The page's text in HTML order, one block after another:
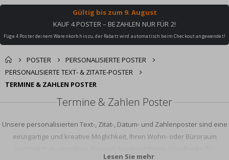
Gültig bis zum 9. August
KAUF 4 POSTER – BEZAHLEN NUR FÜR 2!
Füge 4 Poster deinem Warenkorb hinzu, der Rabatt wird automatisch beim Checkout angewendet!
POSTER
PERSONALISIERTE POSTER
PERSONALISIERTE TEXT- & ZITATE-POSTER
TERMINE & ZAHLEN POSTER
Termine & Zahlen Poster
Unsere personalisierten Text-, Zitat-, Datum- und Zahlenposter sind eine
einzigartige und kreative Möglichkeit, Ihren Wohn- oder Büroraum
Lesen Sie mehr